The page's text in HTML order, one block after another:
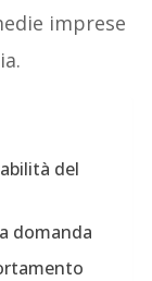
imprese
del
domanda